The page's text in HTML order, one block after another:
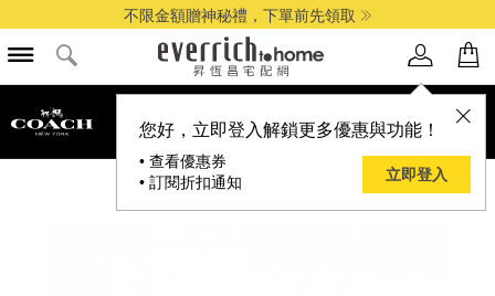
不限金額贈神秘禮，下單前先領取
您好，立即登入解鎖更多優惠與功能！
• 查看優惠券
• 訂閱折扣通知
立即登入
品牌選單